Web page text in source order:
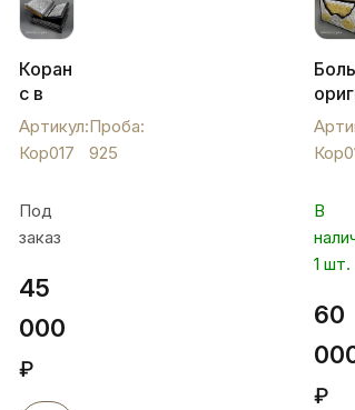
Коран
с в
серебряном
футляре.,
Кор017
Артикул:
Кор017
Проба:
925
Под
заказ
45
000
₽
с
В
1 шт.
60
₽